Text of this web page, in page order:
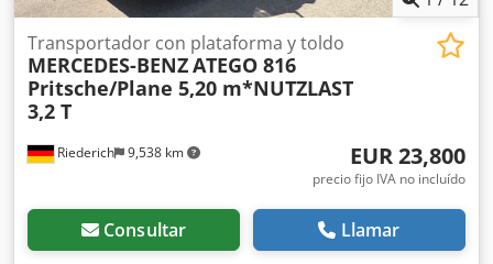
Carga útil: 2.140 kg - Neumáticos: 215/70R17,5 Muy buen
estado, vehículo alemán. Precio de exportación.
Riederich 9,538 km
Transportador con plataforma y toldo
MERCEDES-BENZATEGO 816
Pritsche/Plane 5,20 m*NUTZLAST
3,2 T
EUR 23,800
precio fijo IVA no incluído
Consultar Llamar